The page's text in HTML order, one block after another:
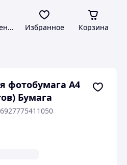
Избранное Корзина
фотобумага A4
Бумага